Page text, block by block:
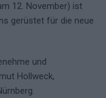
12. November) ist
gerüstet für die neue
und
Hollweck,